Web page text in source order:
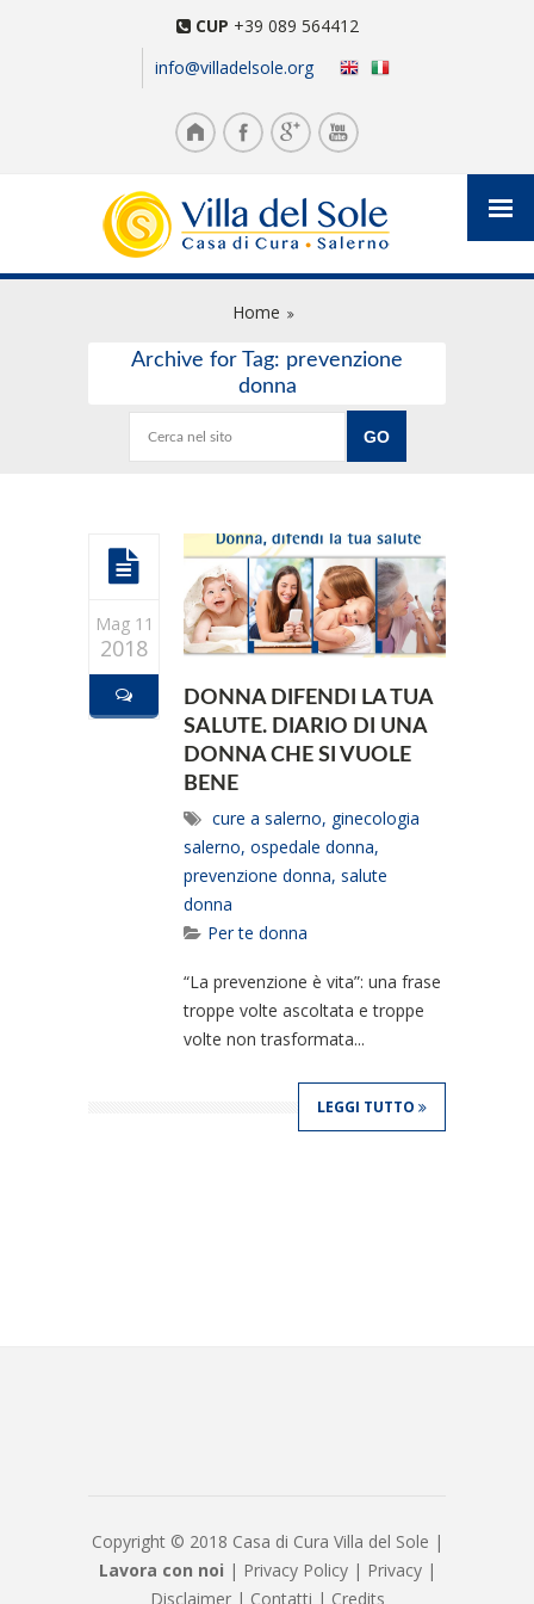
CUP +39 089 564412
info@villadelsole.org
Home
Archive for Tag: prevenzione
donna
Mag 11
2018
DONNA DIFENDI LA TUA
SALUTE. DIARIO DI UNA
DONNA CHE SI VUOLE
BENE
cure a salerno, ginecologia
salerno, ospedale donna,
prevenzione donna, salute
donna
Per te donna
“La prevenzione è vita”: una frase
troppe volte ascoltata e troppe
volte non trasformata...
LEGGI TUTTO
Copyright © 2018 Casa di Cura Villa del Sole |
Lavora con noi | Privacy Policy| Privacy|
Disclaimer| Contatti | Credits